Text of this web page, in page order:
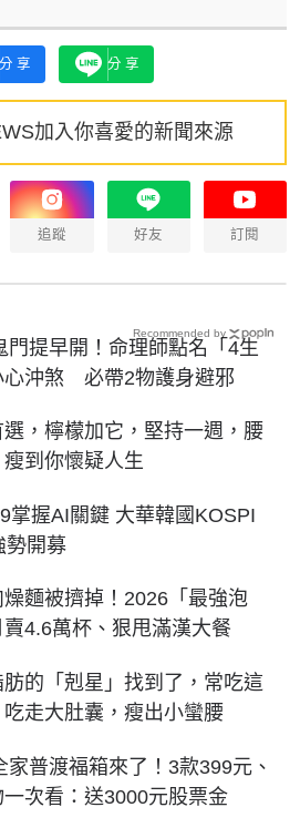
分享 分享
加入你喜愛的新聞來源
追蹤 好友 訂閱
門提早開！命理師點名「4生
心沖煞 必帶2物護身避邪
，檸檬加它，堅持一週，腰
到你懷疑人生
掌握AI關鍵 大華韓國KOSPI
勢開募
麵被擠掉！2026「最強泡
4.6萬杯、狠甩滿漢大餐
肪的「剋星」找到了，常吃這
吃走大肚囊，瘦出小蠻腰
家普渡福箱來了！3款399元、
一次看：送3000元股票金
Recommended by